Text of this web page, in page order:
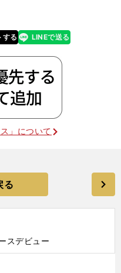
する
line LINEで送る
」について
る
スデビュー